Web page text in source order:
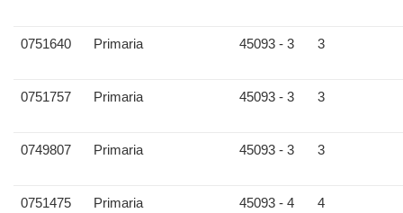
0751640 Primaria 45093 - 3 3
0751757 Primaria 45093 - 3 3
0749807 Primaria 45093 - 3 3
0751475 Primaria 45093 - 4 4